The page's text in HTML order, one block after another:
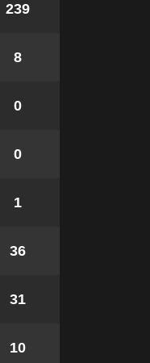
239
8
0
0
1
36
31
10